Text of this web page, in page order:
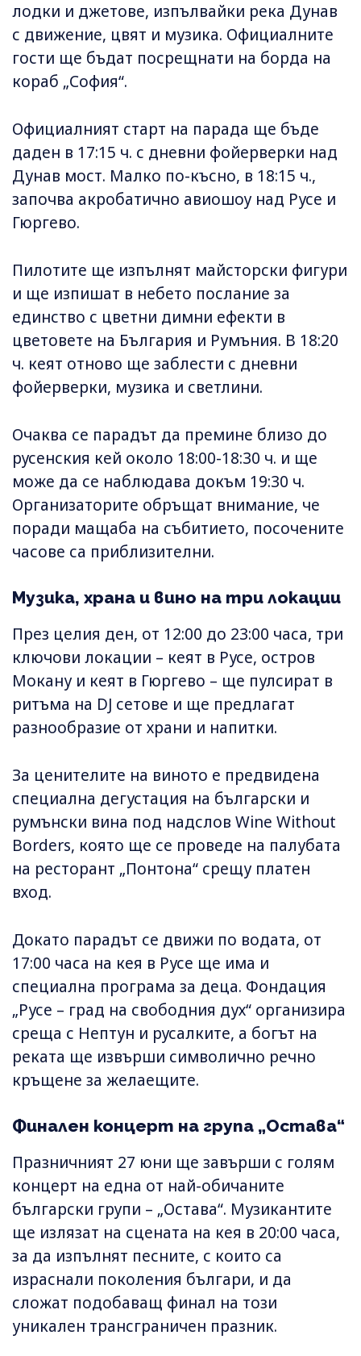
лодки и джетове, изпълвайки река Дунав
с движение, цвят и музика. Официалните
гости ще бъдат посрещнати на борда на
кораб „София“.
Официалният старт на парада ще бъде
даден в 17:15 ч. с дневни фойерверки над
Дунав мост. Малко по-късно, в 18:15 ч.,
започва акробатично авиошоу над Русе и
Гюргево.
Пилотите ще изпълнят майсторски фигури
и ще изпишат в небето послание за
единство с цветни димни ефекти в
цветовете на България и Румъния. В 18:20
ч. кеят отново ще заблести с дневни
фойерверки, музика и светлини.
Очаква се парадът да премине близо до
русенския кей около 18:00-18:30 ч. и ще
може да се наблюдава докъм 19:30 ч.
Организаторите обръщат внимание, че
поради мащаба на събитието, посочените
часове са приблизителни.
Музика, храна и вино на три локации
През целия ден, от 12:00 до 23:00 часа, три
ключови локации – кеят в Русе, остров
Мокану и кеят в Гюргево – ще пулсират в
ритъма на DJ сетове и ще предлагат
разнообразие от храни и напитки.
За ценителите на виното е предвидена
специална дегустация на български и
румънски вина под надслов Wine Without
Borders, която ще се проведе на палубата
на ресторант „Понтона“ срещу платен
вход.
Докато парадът се движи по водата, от
17:00 часа на кея в Русе ще има и
специална програма за деца. Фондация
„Русе – град на свободния дух“ организира
среща с Нептун и русалките, а богът на
реката ще извърши символично речно
кръщене за желаещите.
Финален концерт на група „Остава“
Празничният 27 юни ще завърши с голям
концерт на една от най-обичаните
български групи – „Остава“. Музикантите
ще излязат на сцената на кея в 20:00 часа,
за да изпълнят песните, с които са
израснали поколения българи, и да
сложат подобаващ финал на този
уникален трансграничен празник.